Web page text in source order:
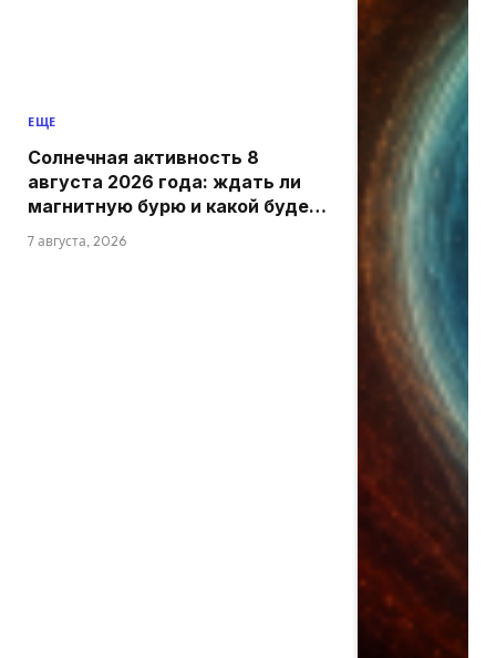
ЕЩЕ
Солнечная активность 8
августа 2026 года: ждать ли
магнитную бурю и какой будет
7 августа, 2026